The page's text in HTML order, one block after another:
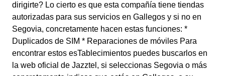
dirigirte? Lo cierto es que esta compañía tiene tiendas
autorizadas para sus servicios en Gallegos y si no en
Segovia, concretamente hacen estas funciones: *
Duplicados de SIM * Reparaciones de móviles Para
encontrar estos esTablecimientos puedes buscarlos en
la web oficial de Jazztel, si seleccionas Segovia o más